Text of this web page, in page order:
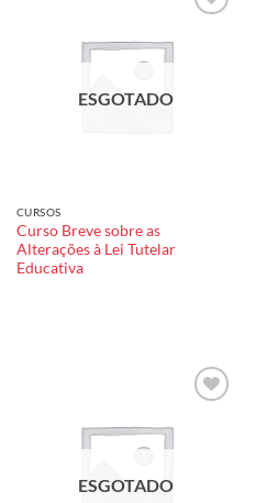
ESGOTADO
CURSOS
Curso Breve sobre as
Alterações à Lei Tutelar
Educativa
ESGOTADO